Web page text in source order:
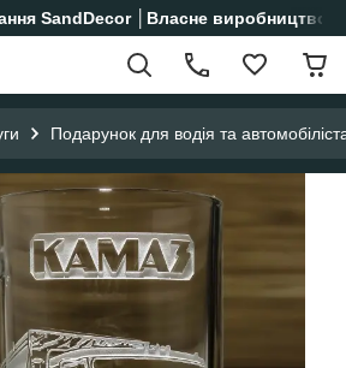
SandDecor │Власне виробництво│
Подарунок для водія та